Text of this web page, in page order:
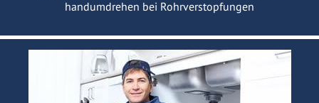
handumdrehen bei Rohrverstopfungen